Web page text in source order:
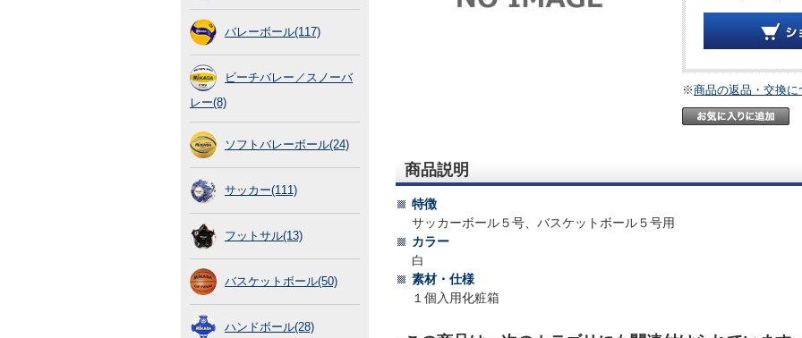
バレーボール(117)
ビーチバレー／スノーバ
レー(8)
ソフトバレーボール(24)
サッカー(111)
フットサル(13)
バスケットボール(50)
ハンドボール(28)
※商品の返品・交換に
商品説明
特徴
サッカーボール５号、バスケットボール５号用
カラー
白
素材・仕様
１個入用化粧箱